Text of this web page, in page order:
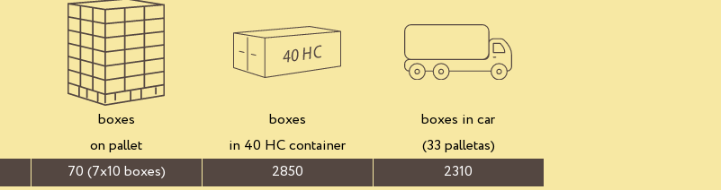
boxes
on pallet
70 (7x10 boxes)
boxes
in 40 HC container
2850
boxes in car
(33 palletas)
2310